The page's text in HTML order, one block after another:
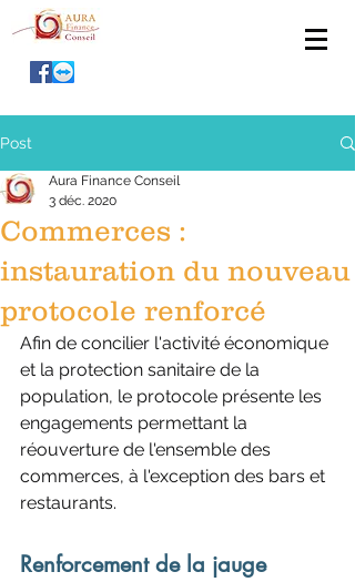
Post
Commerces :
instauration du nouveau
protocole renforcé
Aura Finance Conseil
3 déc. 2020
Afin de concilier l'activité économique
et la protection sanitaire de la
population, le protocole présente les
engagements permettant la
réouverture de l'ensemble des
commerces, à l'exception des bars et
restaurants.
Renforcement de la jauge